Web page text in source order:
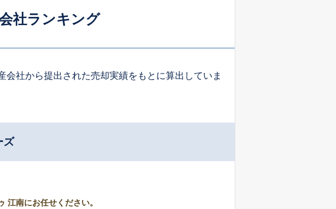
社ランキング
社から提出された売却実績をもとに算出していま
ズ
江南にお任せください。